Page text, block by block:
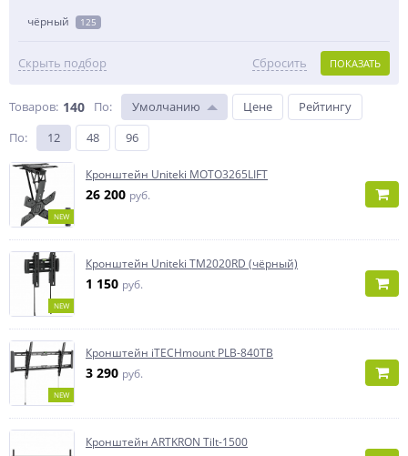
чёрный 125
Скрыть подбор ПОКАЗАТЬ
Сбросить
Товаров: 140 По: Умолчанию Цене
Рейтингу
По: 12 48 96
NEW
Кронштейн Uniteki MOTO3265LIFT
26 200 руб.
NEW
Кронштейн Uniteki TM2020RD (чёрный)
1 150 руб.
NEW
Кронштейн iTECHmount PLB-840TB
3 290 руб.
Кронштейн ARTKRON Tilt-1500